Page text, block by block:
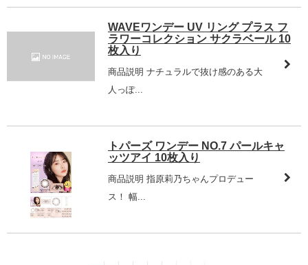
WAVEワンデー UV リング プラス フ
ラワーコレクション サクラベール 10
枚入り
商品説明 ナチュラルで抜け感のある大
人っぽ...
トパーズ ワンデー NO.7 パールキャ
ッツアイ 10枚入り
商品説明 指原莉乃ちゃんプロデュー
ス！ 幅...